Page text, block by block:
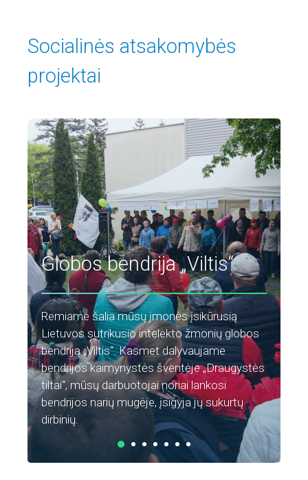
Socialinės atsakomybės
projektai
Globos bendrija „Viltis“
Remiame šalia mūsų įmonės įsikūrusią
Lietuvos sutrikusio intelekto žmonių globos
bendriją „Viltis“. Kasmet dalyvaujame
bendrijos kaimynystės šventėje „Draugystės
tiltai“, mūsų darbuotojai noriai lankosi
bendrijos narių mugėje, įsigyja jų sukurtų
dirbinių.